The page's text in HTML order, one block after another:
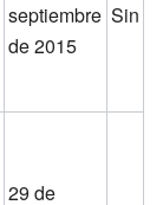
septiembre
de 2015
Sin
29 de